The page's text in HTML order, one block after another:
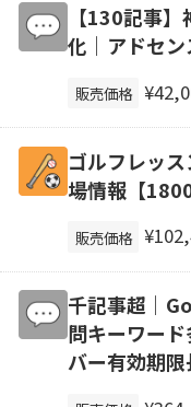
【130記事
化｜アドセ
販売価格
ゴルフレッ
場情報【
販売価格
千記事超｜
問キーワー
バー有効期限